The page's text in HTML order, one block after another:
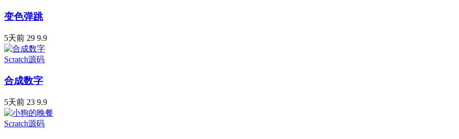
变色弹跳
5天前 29 9.9
Scratch源码
合成数字
5天前 23 9.9
Scratch源码